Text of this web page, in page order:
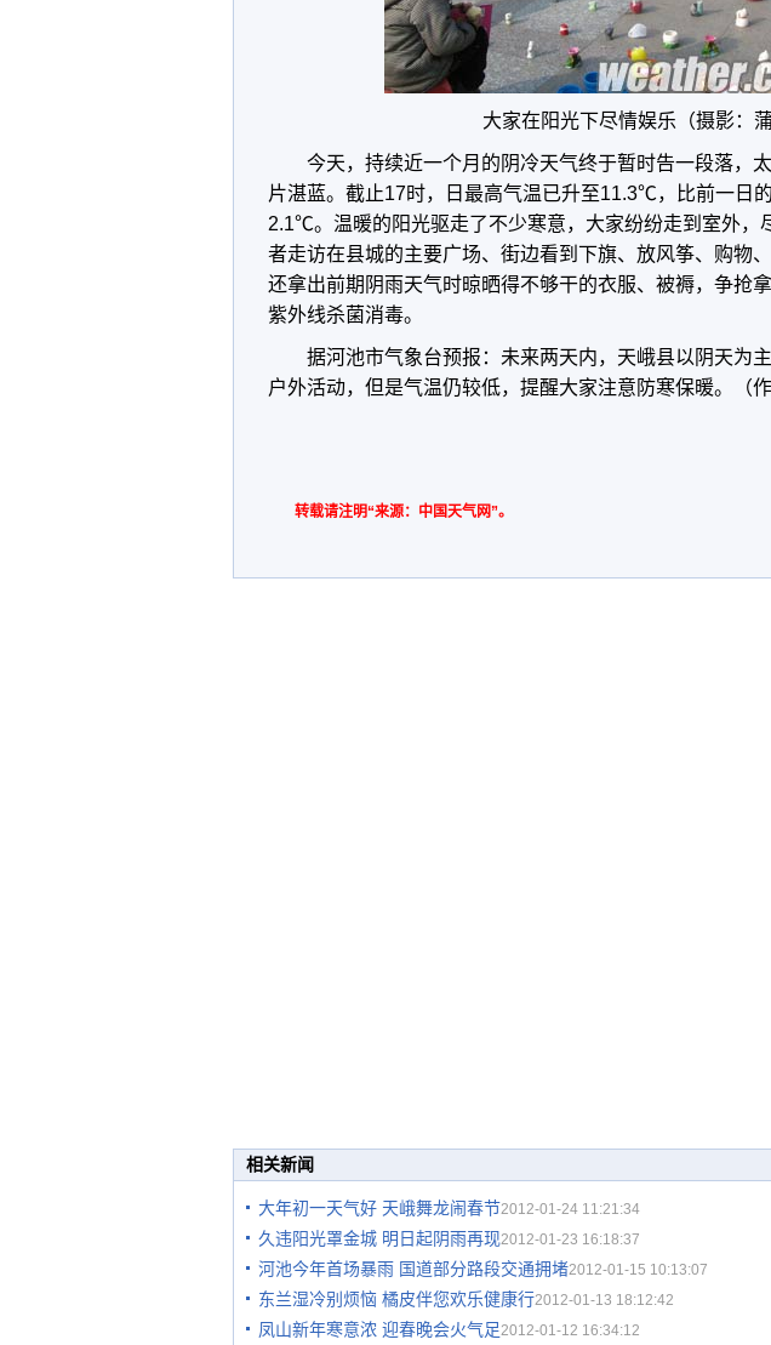
大家在阳光下尽情娱乐（摄影：蒲
今天，持续近一个月的阴冷天气终于暂时告一段落，
片湛蓝。截止17时，日最高气温已升至11.3℃，比前一日
2.1℃。温暖的阳光驱走了不少寒意，大家纷纷走到室外，
者走访在县城的主要广场、街边看到下旗、放风筝、购物
还拿出前期阴雨天气时晾晒得不够干的衣服、被褥，争抢
紫外线杀菌消毒。
据河池市气象台预报：未来两天内，天峨县以阴天为
户外活动，但是气温仍较低，提醒大家注意防寒保暖。（作
转载请注明“来源：中国天气网”。
相关新闻
大年初一天气好 天峨舞龙闹春节2012-01-24 11:21:34
久违阳光罩金城 明日起阴雨再现2012-01-23 16:18:37
河池今年首场暴雨 国道部分路段交通拥堵2012-01-15 10:13:07
东兰湿冷别烦恼 橘皮伴您欢乐健康行2012-01-13 18:12:42
凤山新年寒意浓 迎春晚会火气足2012-01-12 16:34:12